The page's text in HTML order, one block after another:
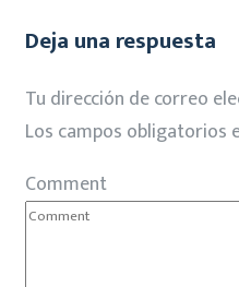
Deja una respuesta
Tu dirección de correo
Los campos obligatorios
Comment